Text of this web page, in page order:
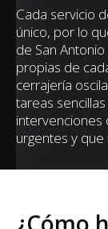
Cada servicio
único, por lo
de San
propias de
cerrajería
tareas
intervenciones
urgentes y